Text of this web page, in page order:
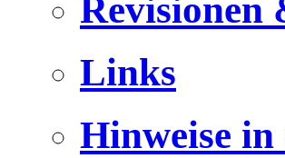
Revisionen
Links
Hinweise in